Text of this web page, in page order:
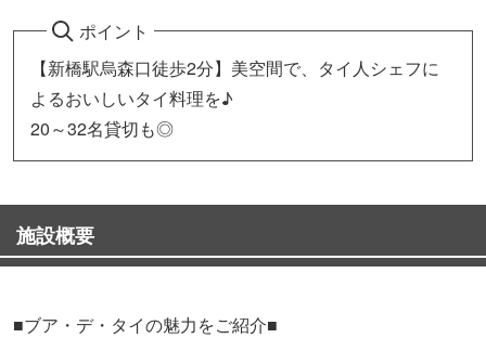
ポイント
【新橋駅烏森口徒歩2分】美空間で、タイ人シェフに
よるおいしいタイ料理を♪
20～32名貸切も◎
施設概要
■ブア・デ・タイの魅力をご紹介■